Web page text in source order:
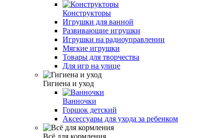
Конструкторы
Игрушки для ванной
Развивающие игрушки
Игрушки на радиоуправлении
Мягкие игрушки
Товары для творчества
Для игр на улице
Гигиена и уход
Ванночки
Горшок детский
Аксессуары для ухода за ребенком
Всё для кормления